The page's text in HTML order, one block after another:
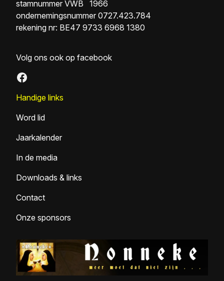
stamnummer VWB 1966
ondernemingsnummer 0727.423.784
rekening nr: BE47 9733 6968 1380
Volg ons ook op facebook
Facebook
Handige links
Word lid
Jaarkalender
In de media
Downloads & links
Contact
Onze sponsors